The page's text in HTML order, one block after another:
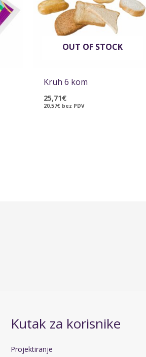
OUT OF STOCK
Kruh 6 kom
25,71€
20,57€ bez PDV
Kutak za korisnike
Projektiranje